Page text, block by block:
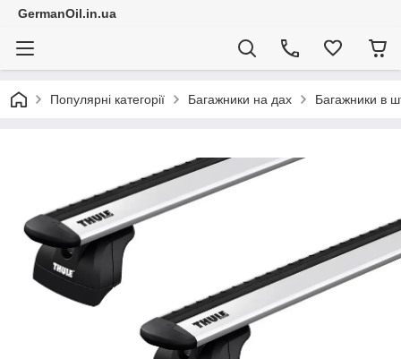
GermanOil.in.ua
Популярні категорії Багажники на дах Багажники в